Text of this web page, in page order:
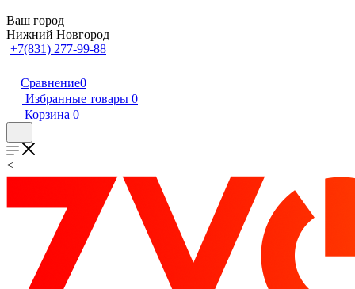
Ваш город
Нижний Новгород
+7(831) 277-99-88
Сравнение0
Избранные товары 0
Корзина 0
<